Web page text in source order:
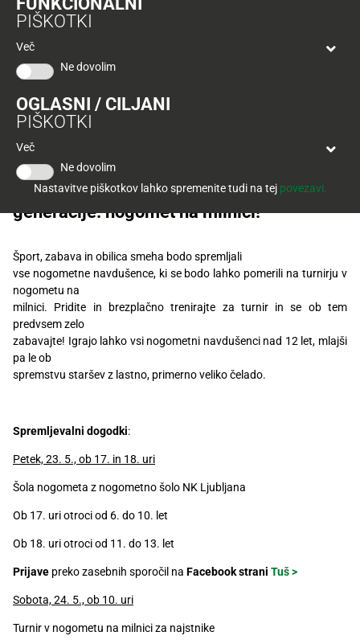
PIŠKOTKI
Več
Ne dovolim
OGLASNI / CILJANI
PIŠKOTKI
Več
Ne dovolim
Nastavitve piškotkov lahko spremenite tudi na tej povezavi.
Ponudba
velja
30.
2026
POGLEJTE IZDELKE
23. 5., od 15. do 21. ure in 24. 5 – 25.5.,
od 10. do 21. ure
Na parkirišču TUŠ BTC Ljubljana samo za
vas
pripravljamo nepozabno zabavo za vse
generacije: nogomet na milnici!
Šport, zabava in obilica smeha bodo spremljali
vse nogometne navdušence, ki se bodo lahko pomerili na turnirju v
nogometu na
milnici. Pridite in brezplačno trenirajte za turnir in se ob tem
predvsem zelo
zabavajte! Igrajo lahko vsi nogometni navdušenci nad 12 let, mlajši
pa le ob
spremstvu staršev z lastno, primerno veliko čelado.
Spremljevalni dogodki:
Petek, 23. 5., ob 17. in 18. uri
Šola nogometa z nogometno šolo NK Ljubljana
Ob 17. uri otroci od 6. do 10. let
Ob 18. uri otroci od 11. do 13. let
Prijave preko zasebnih sporočil na Facebook strani Tuš >
Sobota, 24. 5., ob 10. uri
Turnir v nogometu na milnici za najstnike